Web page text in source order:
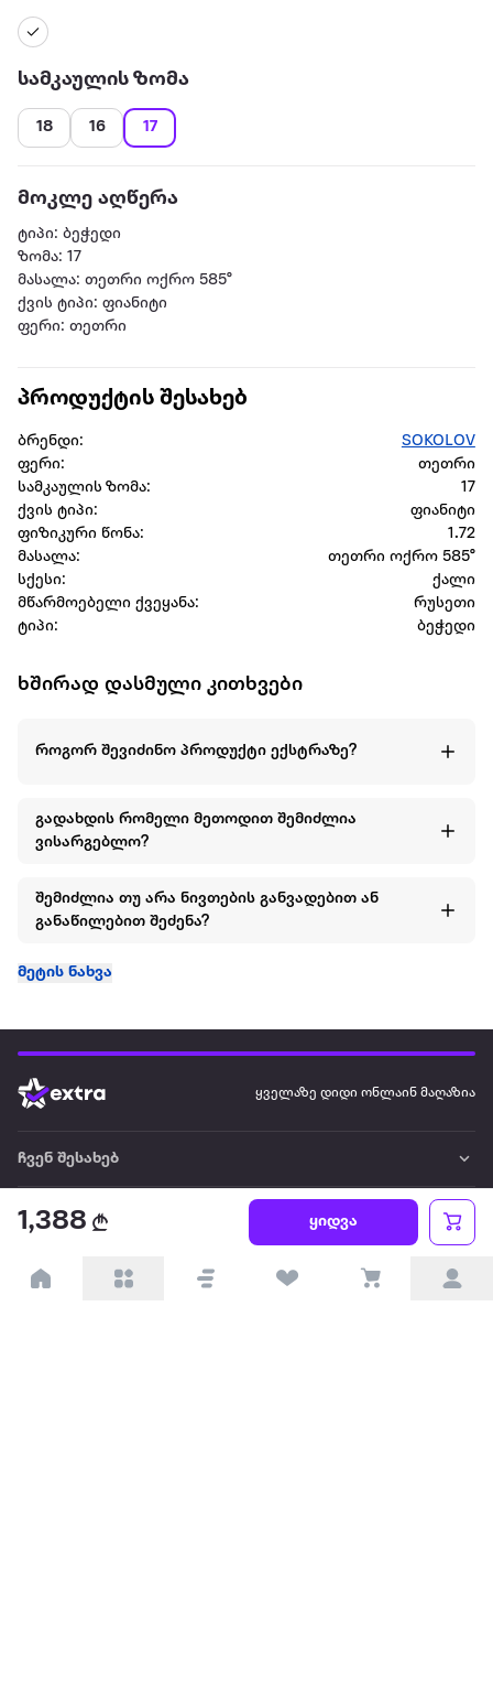
სამკაულის ზომა
18 16 17
მოკლე აღწერა
ტიპი: ბეჭედი
ზომა: 17
მასალა: თეთრი ოქრო 585°
ქვის ტიპი: ფიანიტი
ფერი: თეთრი
1,388 ყიდვა
პროდუქტის შესახებ
ბრენდი:
SOKOLOV
ფერი:
თეთრი
სამკაულის ზომა:
17
ქვის ტიპი:
ფიანიტი
ფიზიკური წონა:
1.72
მასალა:
თეთრი ოქრო 585°
სქესი:
ქალი
მწარმოებელი ქვეყანა:
რუსეთი
ტიპი:
ბეჭედი
ხშირად დასმული კითხვები
როგორ შევიძინო პროდუქტი ექსტრაზე?
გადახდის რომელი მეთოდით შემიძლია
ვისარგებლო?
შემიძლია თუ არა ნივთების განვადებით ან
განაწილებით შეძენა?
მეტის ნახვა
ყველაზე დიდი ონლაინ მაღაზია
ჩვენ შესახებ
წესები და პირობები
პარტნიორებისთვის